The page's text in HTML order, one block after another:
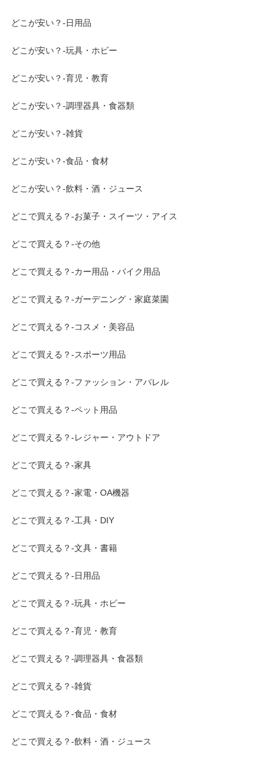
どこが安い？-日用品
どこが安い？-玩具・ホビー
どこが安い？-育児・教育
どこが安い？-調理器具・食器類
どこが安い？-雑貨
どこが安い？-食品・食材
どこが安い？-飲料・酒・ジュース
どこで買える？-お菓子・スイーツ・アイス
どこで買える？-その他
どこで買える？-カー用品・バイク用品
どこで買える？-ガーデニング・家庭菜園
どこで買える？-コスメ・美容品
どこで買える？-スポーツ用品
どこで買える？-ファッション・アパレル
どこで買える？-ペット用品
どこで買える？-レジャー・アウトドア
どこで買える？-家具
どこで買える？-家電・OA機器
どこで買える？-工具・DIY
どこで買える？-文具・書籍
どこで買える？-日用品
どこで買える？-玩具・ホビー
どこで買える？-育児・教育
どこで買える？-調理器具・食器類
どこで買える？-雑貨
どこで買える？-食品・食材
どこで買える？-飲料・酒・ジュース